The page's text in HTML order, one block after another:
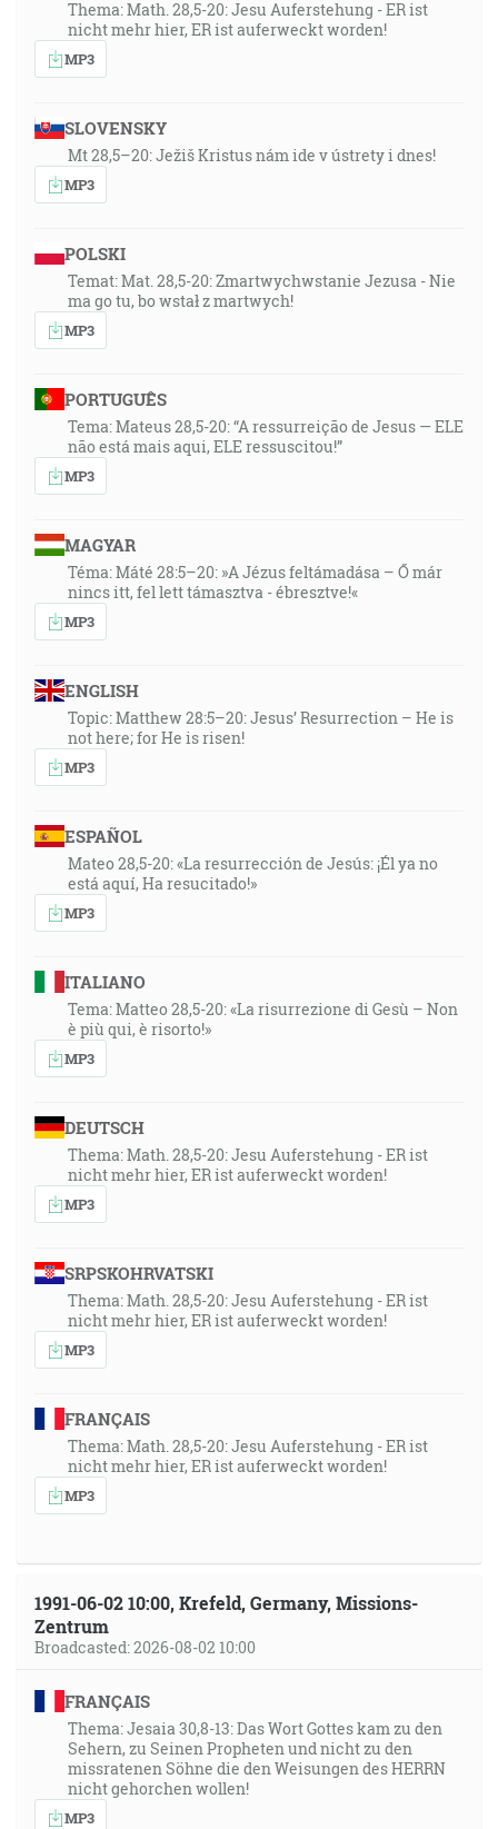
Thema: Math. 28,5-20: Jesu Auferstehung - ER ist
nicht mehr hier, ER ist auferweckt worden!
MP3
SLOVENSKY
Mt 28,5–20: Ježiš Kristus nám ide v ústrety i dnes!
MP3
POLSKI
Temat: Mat. 28,5-20: Zmartwychwstanie Jezusa - Nie
ma go tu, bo wstał z martwych!
MP3
PORTUGUÊS
Tema: Mateus 28,5-20: “A ressurreição de Jesus — ELE
não está mais aqui, ELE ressuscitou!”
MP3
MAGYAR
Téma: Máté 28:5–20: »A Jézus feltámadása – Ő már
nincs itt, fel lett támasztva - ébresztve!«
MP3
ENGLISH
Topic: Matthew 28:5–20: Jesus’ Resurrection – He is
not here; for He is risen!
MP3
ESPAÑOL
Mateo 28,5-20: «La resurrección de Jesús: ¡Él ya no
está aquí, Ha resucitado!»
MP3
ITALIANO
Tema: Matteo 28,5-20: «La risurrezione di Gesù – Non
è più qui, è risorto!»
MP3
DEUTSCH
Thema: Math. 28,5-20: Jesu Auferstehung - ER ist
nicht mehr hier, ER ist auferweckt worden!
MP3
SRPSKOHRVATSKI
Thema: Math. 28,5-20: Jesu Auferstehung - ER ist
nicht mehr hier, ER ist auferweckt worden!
MP3
FRANÇAIS
Thema: Math. 28,5-20: Jesu Auferstehung - ER ist
nicht mehr hier, ER ist auferweckt worden!
MP3
1991-06-02 10:00, Krefeld, Germany, Missions-
Zentrum
Broadcasted: 2026-08-02 10:00
FRANÇAIS
Thema: Jesaia 30,8-13: Das Wort Gottes kam zu den
Sehern, zu Seinen Propheten und nicht zu den
missratenen Söhne die den Weisungen des HERRN
nicht gehorchen wollen!
MP3